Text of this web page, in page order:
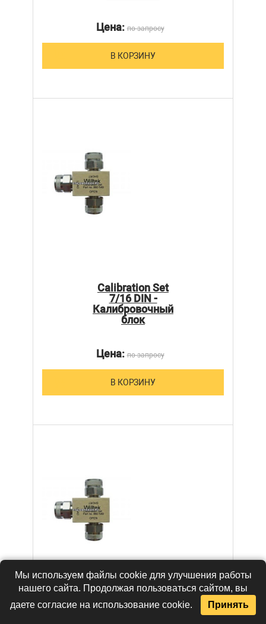
Цена:по запросу
В КОРЗИНУ
Calibration Set
7/16 DIN -
Калибровочный
блок
Цена:по запросу
В КОРЗИНУ
Мы используем файлы cookie для улучшения работы
нашего сайта. Продолжая пользоваться сайтом, вы
даете согласие на использование cookie.
Принять